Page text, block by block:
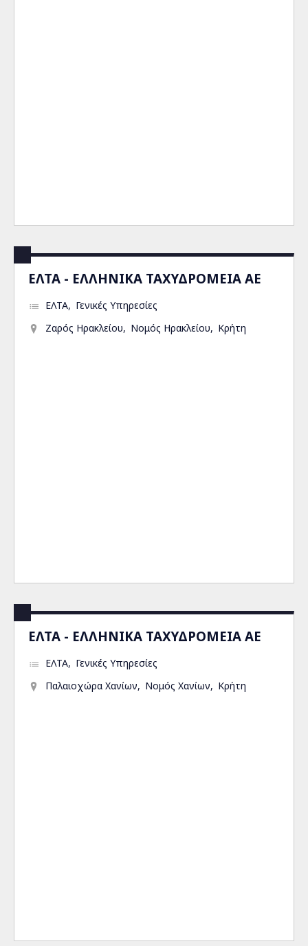
ΕΛΤΑ - ΕΛΛΗΝΙΚΑ ΤΑΧΥΔΡΟΜΕΙΑ ΑΕ
ΕΛΤΑ
Γενικές Υπηρεσίες
Ζαρός Ηρακλείου
Νομός Ηρακλείου Κρήτη
ΕΛΤΑ - ΕΛΛΗΝΙΚΑ ΤΑΧΥΔΡΟΜΕΙΑ ΑΕ
ΕΛΤΑ
Γενικές Υπηρεσίες
Παλαιοχώρα Χανίων
Νομός Χανίων Κρήτη